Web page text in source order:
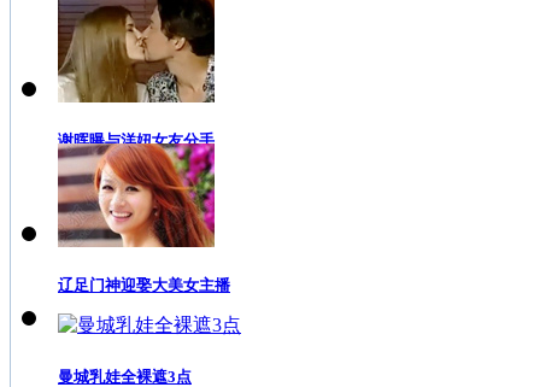
谢晖曝与洋妞女友分手
辽足门神迎娶大美女主播
曼城乳娃全裸遮3点